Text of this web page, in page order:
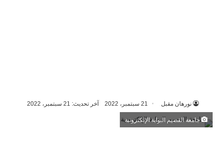
نورهان مقبل 21 سبتمبر، 2022 آخر تحديث: 21 سبتمبر، 2022
جامعة القصيم البوابة الإلكترونية